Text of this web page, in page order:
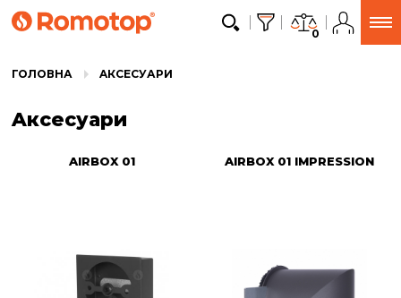
0
ГОЛОВНА AКСЕСУАРИ
Aксесуари
AIRBOX 01 AIRBOX 01 IMPRESSION